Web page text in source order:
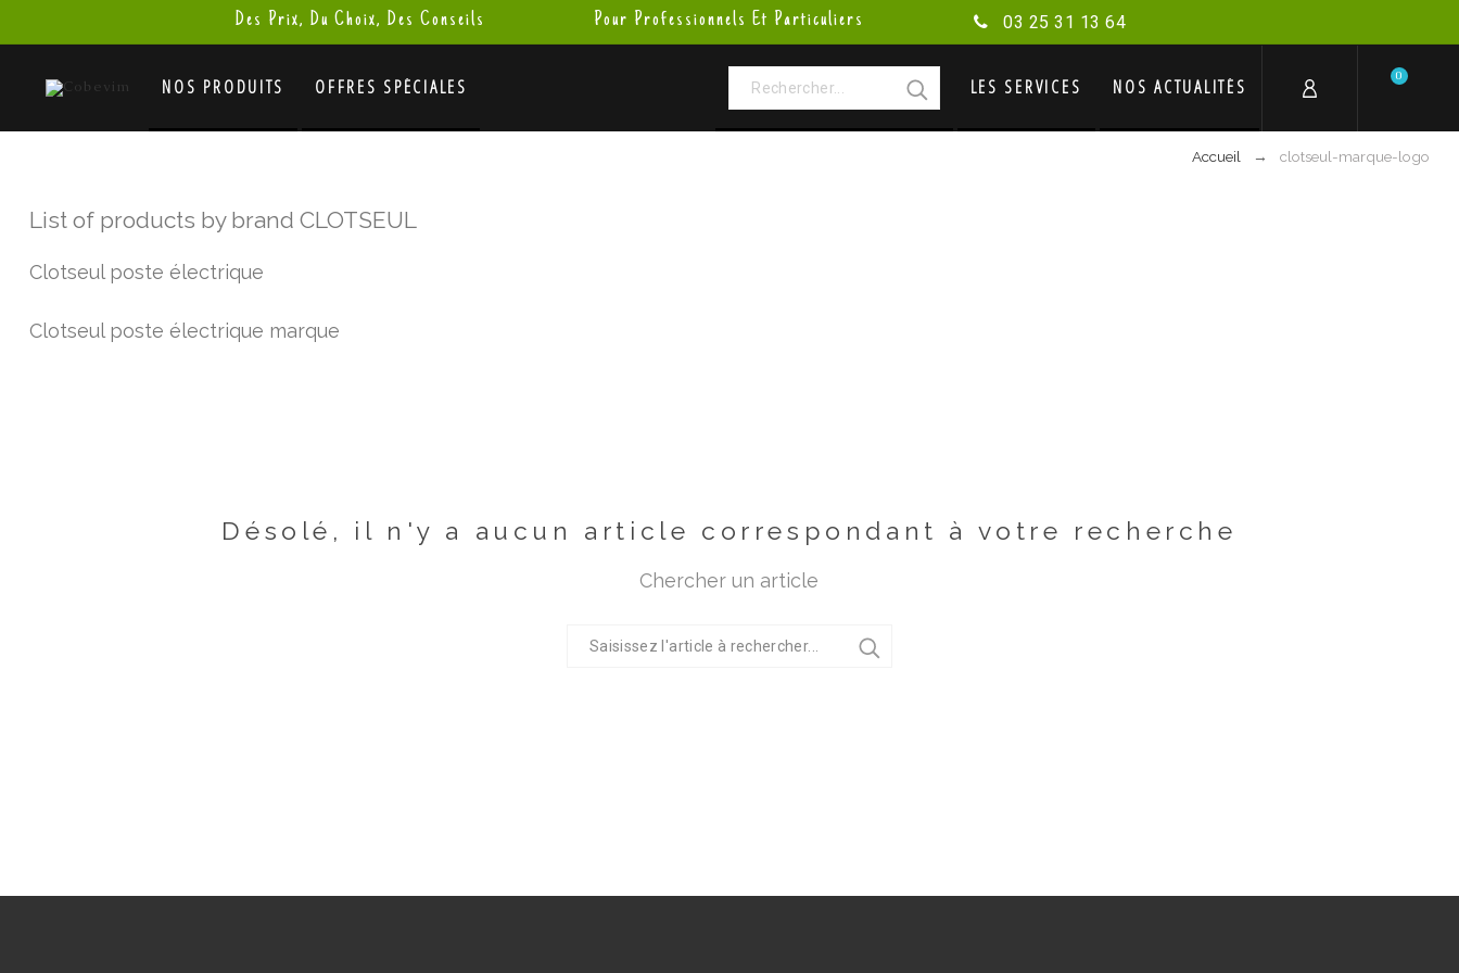
Des Prix, Du Choix, Des Conseils Pour Professionnels Et Particuliers 03 25 31 13 64
NOS PRODUITS OFFRES SPÉCIALES LES SERVICES NOS ACTUALITÉS 0
Accueil clotseul-marque-logo
List of products by brand CLOTSEUL
Clotseul poste électrique
Clotseul poste électrique marque
Désolé, il n'y a aucun article correspondant à votre recherche
Chercher un article